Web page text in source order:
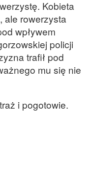
Kobieta
ale rowerzysta
wpływem
policji
trafił pod
mu się nie
i pogotowie.